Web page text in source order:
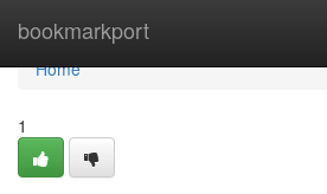
bookmarkport
Home
Home
1